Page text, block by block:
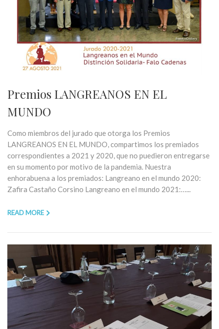
Premios LANGREANOS EN EL
MUNDO
Como miembros del jurado que otorga los Premios
LANGREANOS EN EL MUNDO, compartimos los premiados
correspondientes a 2021 y 2020, que no puedieron entregarse
en su momento por motivo de la pandemia. Nuestra
enhorabuena a los premiados: Langreano en el mundo 2020:
Zafira Castaño Corsino Langreano en el mundo 2021:…...
READ MORE